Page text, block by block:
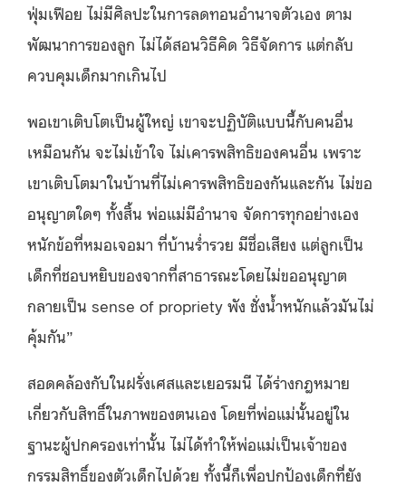
ฟุ่มเฟือย ไม่มีศิลปะในการลดทอนอำนาจตัวเอง ตาม
พัฒนาการของลูก ไม่ได้สอนวิธีคิด วิธีจัดการ แต่กลับ
ควบคุมเด็กมากเกินไป
พอเขาเติบโตเป็นผู้ใหญ่ เขาจะปฏิบัติแบบนี้กับคนอื่น
เหมือนกัน จะไม่เข้าใจ ไม่เคารพสิทธิของคนอื่น เพราะ
เขาเติบโตมาในบ้านที่ไม่เคารพสิทธิของกันและกัน ไม่ขอ
อนุญาตใดๆ ทั้งสิ้น พ่อแม่มีอำนาจ จัดการทุกอย่างเอง
หนักข้อที่หมอเจอมา ที่บ้านร่ำรวย มีชื่อเสียง แต่ลูกเป็น
เด็กที่ชอบหยิบของจากที่สาธารณะโดยไม่ขออนุญาต
กลายเป็น sense of propriety พัง ชั่งน้ำหนักแล้วมันไม่
คุ้มกัน”
สอดคล้องกับในฝรั่งเศสและเยอรมนี ได้ร่างกฎหมาย
เกี่ยวกับสิทธิ์ในภาพของตนเอง โดยที่พ่อแม่นั้นอยู่ใน
ฐานะผู้ปกครองเท่านั้น ไม่ได้ทำให้พ่อแม่เป็นเจ้าของ
กรรมสิทธิ์ของตัวเด็กไปด้วย ทั้งนี้ก็เพื่อปกป้องเด็กที่ยัง